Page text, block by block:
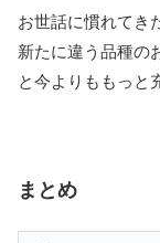
お世話に慣れてき
新たに違う品種の
と今よりももっと
まとめ